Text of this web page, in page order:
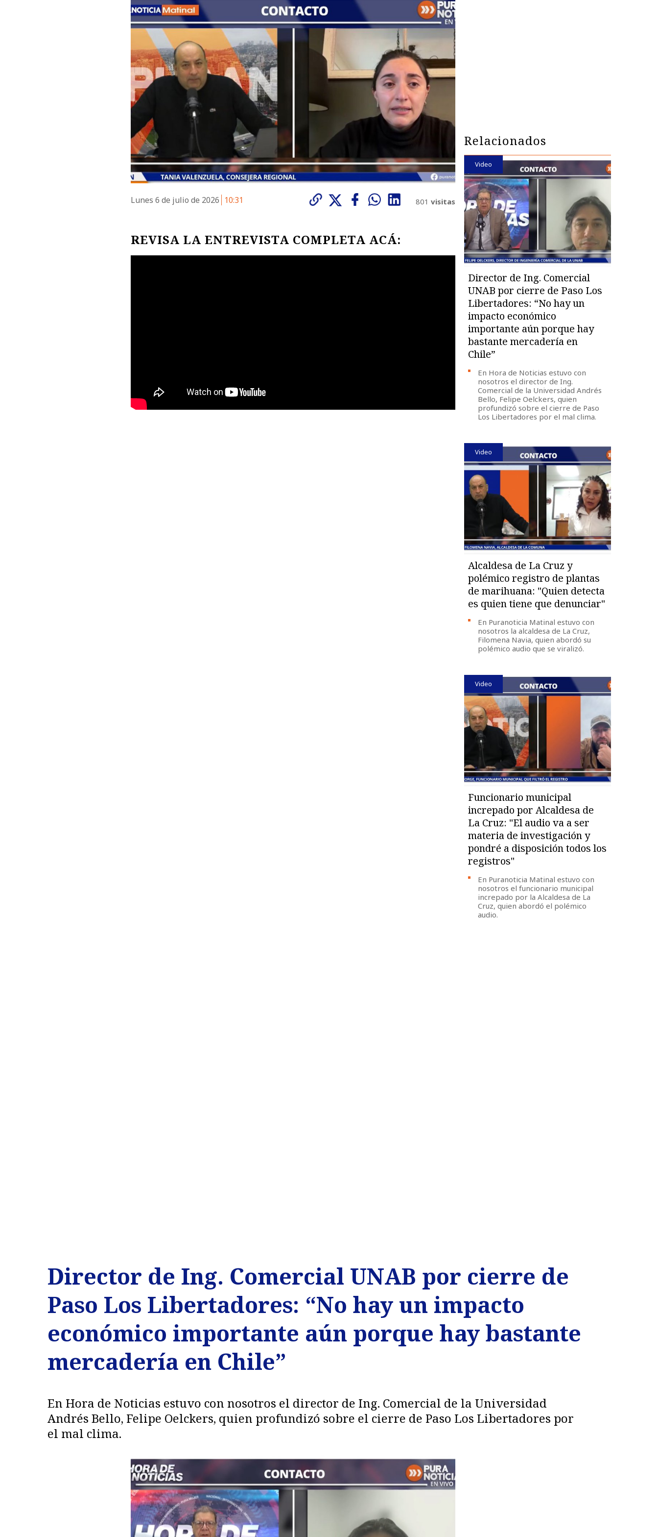
Lunes 6 de julio de 2026 10:31 801 visitas
REVISA LA ENTREVISTA COMPLETA ACÁ:
Relacionados
Video
Director de Ing. Comercial
UNAB por cierre de Paso Los
Libertadores: “No hay un
impacto económico
importante aún porque hay
bastante mercadería en
Chile”
En Hora de Noticias estuvo con
nosotros el director de Ing.
Comercial de la Universidad Andrés
Bello, Felipe Oelckers, quien
profundizó sobre el cierre de Paso
Los Libertadores por el mal clima.
Video
Alcaldesa de La Cruz y
polémico registro de plantas
de marihuana: "Quien detecta
es quien tiene que denunciar"
En Puranoticia Matinal estuvo con
nosotros la alcaldesa de La Cruz,
Filomena Navia, quien abordó su
polémico audio que se viralizó.
Video
Funcionario municipal
increpado por Alcaldesa de
La Cruz: "El audio va a ser
materia de investigación y
pondré a disposición todos los
registros"
En Puranoticia Matinal estuvo con
nosotros el funcionario municipal
increpado por la Alcaldesa de La
Cruz, quien abordó el polémico
audio.
Director de Ing. Comercial UNAB por cierre de
Paso Los Libertadores: “No hay un impacto
económico importante aún porque hay bastante
mercadería en Chile”
En Hora de Noticias estuvo con nosotros el director de Ing. Comercial de la Universidad
Andrés Bello, Felipe Oelckers, quien profundizó sobre el cierre de Paso Los Libertadores por
el mal clima.